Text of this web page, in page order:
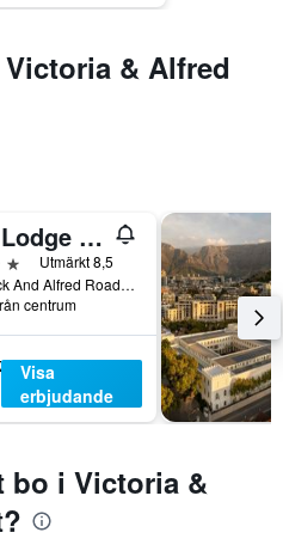
& Alfred
City Lodge Hotel V&A Waterfront
Utmärkt 8,5
Cnr Dock And Alfred Roads, Kapstaden, Västra Kapprovinsen, Sydafrika
centrum
Visa
erbjudande
bo i Victoria &